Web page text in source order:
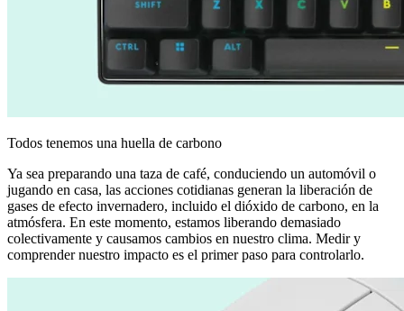
Todos tenemos una huella de carbono
Ya sea preparando una taza de café, conduciendo un automóvil o
jugando en casa, las acciones cotidianas generan la liberación de
gases de efecto invernadero, incluido el dióxido de carbono, en la
atmósfera. En este momento, estamos liberando demasiado
colectivamente y causamos cambios en nuestro clima. Medir y
comprender nuestro impacto es el primer paso para controlarlo.